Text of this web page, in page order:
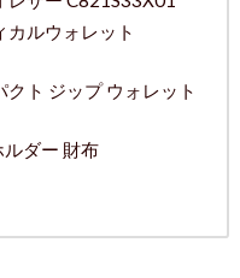
カルウォレット
クト ジップ ウォレット
ダー 財布